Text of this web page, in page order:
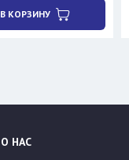
В КОРЗИНУ
О НАС